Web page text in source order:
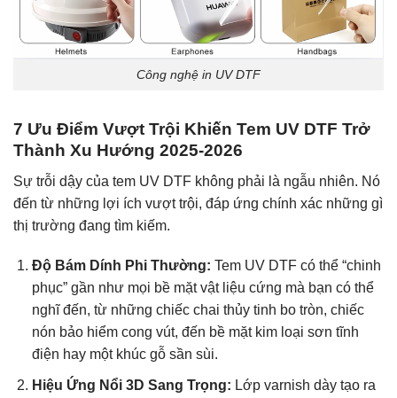
Công nghệ in UV DTF
7 Ưu Điểm Vượt Trội Khiến Tem UV DTF Trở
Thành Xu Hướng 2025-2026
Sự trỗi dậy của tem UV DTF không phải là ngẫu nhiên. Nó
đến từ những lợi ích vượt trội, đáp ứng chính xác những gì
thị trường đang tìm kiếm.
Độ Bám Dính Phi Thường: Tem UV DTF có thể “chinh
phục” gần như mọi bề mặt vật liệu cứng mà bạn có thể
nghĩ đến, từ những chiếc chai thủy tinh bo tròn, chiếc
nón bảo hiểm cong vút, đến bề mặt kim loại sơn tĩnh
điện hay một khúc gỗ sần sùi.
Hiệu Ứng Nổi 3D Sang Trọng: Lớp varnish dày tạo ra